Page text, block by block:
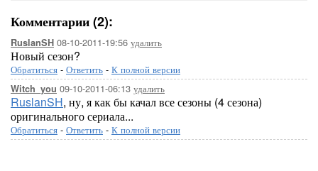
Комментарии (2):
RuslanSH 08-10-2011-19:56 удалить
Новый сезон?
Обратиться - Ответить - К полной версии
Witch_you 09-10-2011-06:13 удалить
RuslanSH, ну, я как бы качал все сезоны (4 сезона)
оригинального сериала...
Обратиться - Ответить - К полной версии